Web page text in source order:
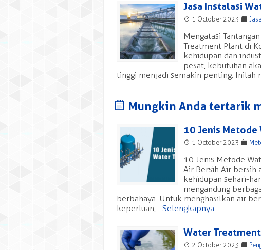
Jasa Instalasi
T 1 October 2023 F
Mengatasi
Treatment Plant di
kehidupan dan
pesat, kebutuhan
tinggi menjadi semakin penting. Inilah
J Mungkin Anda tertarik
10 Jenis
T 1 October 2023 F
10 Jenis Metode
Air Bersih Air bersih
kehidupan sehari-
mengandung
berbahaya. Untuk menghasilkan air
keperluan,... Selengkapnya
Water
T 2 October 2023 F